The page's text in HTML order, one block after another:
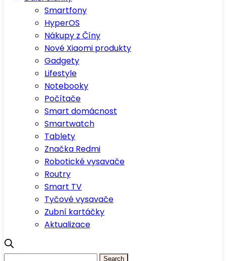
Smartfony
HyperOS
Nákupy z Číny
Nové Xiaomi produkty
Gadgety
Lifestyle
Notebooky
Počítače
Smart domácnost
Smartwatch
Tablety
Značka Redmi
Robotické vysavače
Routry
Smart TV
Tyčové vysavače
Zubní kartáčky
Aktualizace